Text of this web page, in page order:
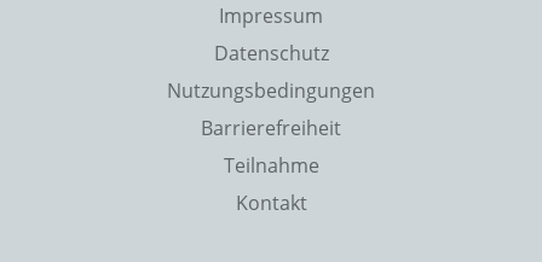
Impressum
Datenschutz
Nutzungsbedingungen
Barrierefreiheit
Teilnahme
Kontakt